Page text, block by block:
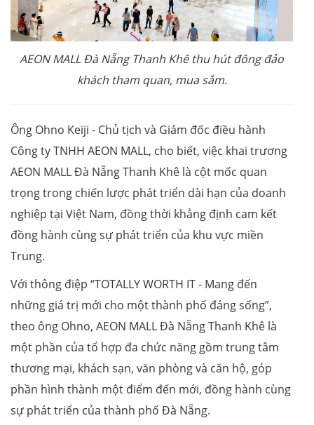
AEON MALL Đà Nẵng Thanh Khê thu hút đông đảo
khách tham quan, mua sắm.
Ông Ohno Keiji - Chủ tịch và Giám đốc điều hành
Công ty TNHH AEON MALL, cho biết, việc khai trương
AEON MALL Đà Nẵng Thanh Khê là cột mốc quan
trọng trong chiến lược phát triển dài hạn của doanh
nghiệp tại Việt Nam, đồng thời khẳng định cam kết
đồng hành cùng sự phát triển của khu vực miền
Trung.
Với thông điệp “TOTALLY WORTH IT - Mang đến
những giá trị mới cho một thành phố đáng sống”,
theo ông Ohno, AEON MALL Đà Nẵng Thanh Khê là
một phần của tổ hợp đa chức năng gồm trung tâm
thương mại, khách sạn, văn phòng và căn hộ, góp
phần hình thành một điểm đến mới, đồng hành cùng
sự phát triển của thành phố Đà Nẵng.